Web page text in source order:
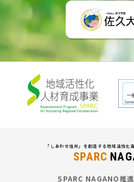
「しあわせ信州」を創造する地域活性化
SPARC
SPARC NAGANO推